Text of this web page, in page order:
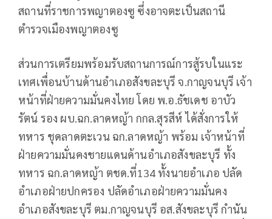
สถานที่ราชการพญาตองซู ซึ่งอาจตะเป็นสถานี
ตำรวจเมืองพญาตองซู
ส่วนการเตรียมพร้อมรับสถานการณ์การสู้รบในแระ
เทศเพื่อนบ้านด้านอำเภอสังขละบุรี จ.กาญจนบุรี เจ้า
หน้าที่ฝ่ายความมั่นคงไทย โดย พ.อ.ธัชเดช อาบัว
รัตน์ รอง ผบ.ฉก.ลาดหญ้า กกล.สุรสีห์ ได้สั่งการให้
ทหาร ชุดลาดตะเวน ฉก.ลาดหญ้า พร้อม เจ้าหน้าที่
ฝ่ายความมั่นคงชายแดนด้านอำเภอสังขละบุรี ทั้ง
ทหาร ฉก.ลาดหญ้า ตชด.ที่134 ทั้งนายอำเภอ ปลัด
อำเภอฝ่ายปกครอง ปลัดอำเภอฝ่ายความมั่นคง
อำเภอสังขละบุรี ตม.กาญจนบุรี อส.สังขละบุรี กำนัน